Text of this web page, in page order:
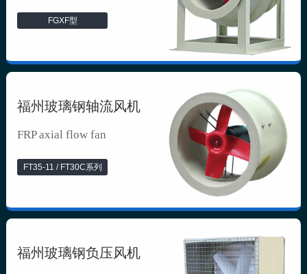
FGXF型
福州玻璃钢轴流风机
FRP axial flow fan
FT35-11 / FT30C系列
福州玻璃钢负压风机